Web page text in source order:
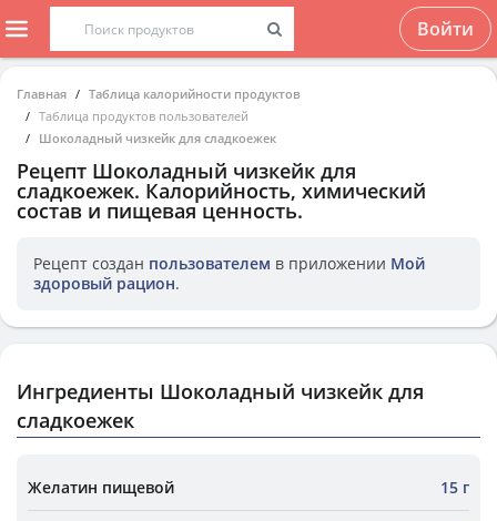
Войти
Главная
Таблица калорийности продуктов
Таблица продуктов пользователей
Шоколадный чизкейк для сладкоежек
Рецепт Шоколадный чизкейк для
сладкоежек. Калорийность, химический
состав и пищевая ценность.
Рецепт создан пользователем в приложении Мой
здоровый рацион.
Ингредиенты Шоколадный чизкейк для
сладкоежек
Желатин пищевой 15 г